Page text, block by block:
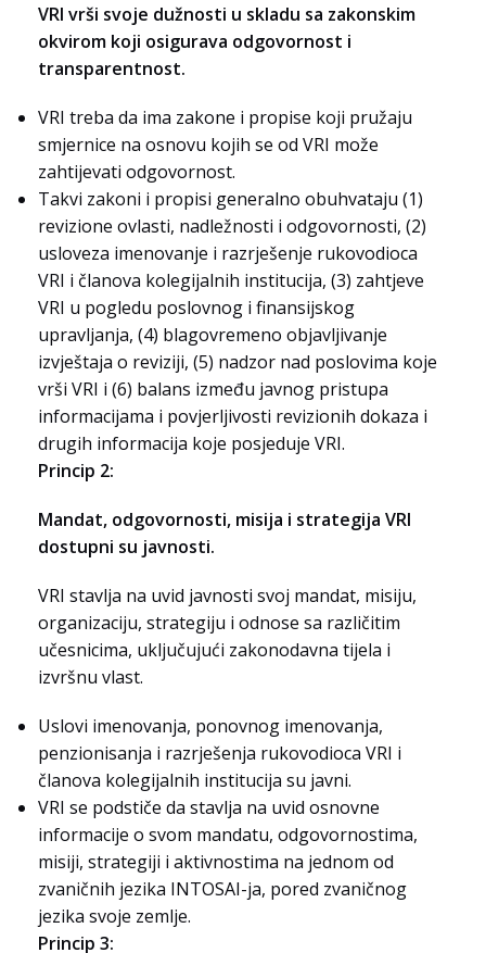
VRI vrši svoje dužnosti u skladu sa zakonskim
okvirom koji osigurava odgovornost i
transparentnost.
VRI treba da ima zakone i propise koji pružaju
smjernice na osnovu kojih se od VRI može
zahtijevati odgovornost.
Takvi zakoni i propisi generalno obuhvataju (1)
revizione ovlasti, nadležnosti i odgovornosti, (2)
usloveza imenovanje i razrješenje rukovodioca
VRI i članova kolegijalnih institucija, (3) zahtjeve
VRI u pogledu poslovnog i finansijskog
upravljanja, (4) blagovremeno objavljivanje
izvještaja o reviziji, (5) nadzor nad poslovima koje
vrši VRI i (6) balans između javnog pristupa
informacijama i povjerljivosti revizionih dokaza i
drugih informacija koje posjeduje VRI.
Princip 2:
Mandat, odgovornosti, misija i strategija VRI
dostupni su javnosti.
VRI stavlja na uvid javnosti svoj mandat, misiju,
organizaciju, strategiju i odnose sa različitim
učesnicima, uključujući zakonodavna tijela i
izvršnu vlast.
Uslovi imenovanja, ponovnog imenovanja,
penzionisanja i razrješenja rukovodioca VRI i
članova kolegijalnih institucija su javni.
VRI se podstiče da stavlja na uvid osnovne
informacije o svom mandatu, odgovornostima,
misiji, strategiji i aktivnostima na jednom od
zvaničnih jezika INTOSAI-ja, pored zvaničnog
jezika svoje zemlje.
Princip 3: